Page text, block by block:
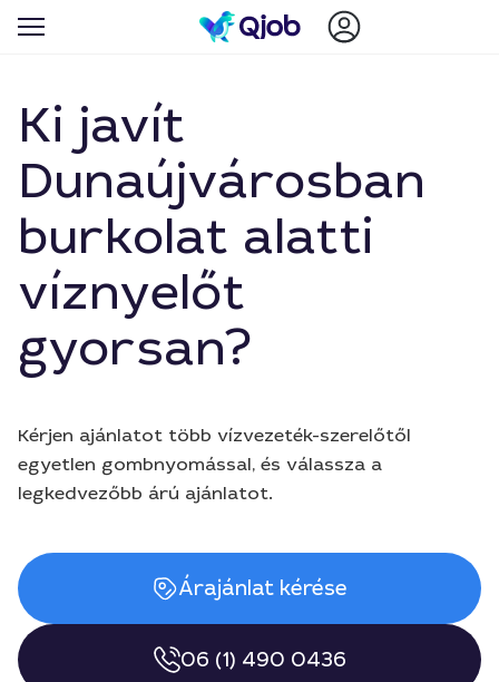
Ki javít
Dunaújvárosban
burkolat alatti
víznyelőt
gyorsan?
Kérjen ajánlatot több vízvezeték-szerelőtől
egyetlen gombnyomással, és válassza a
legkedvezőbb árú ajánlatot.
Árajánlat kérése
06 (1) 490 0436